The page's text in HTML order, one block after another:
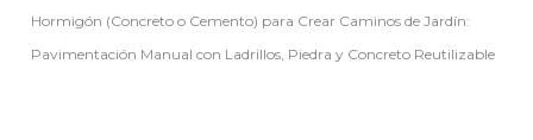
Hormigón (Concreto o Cemento) para Crear Caminos de Jardín:
Pavimentación Manual con Ladrillos, Piedra y Concreto Reutilizable